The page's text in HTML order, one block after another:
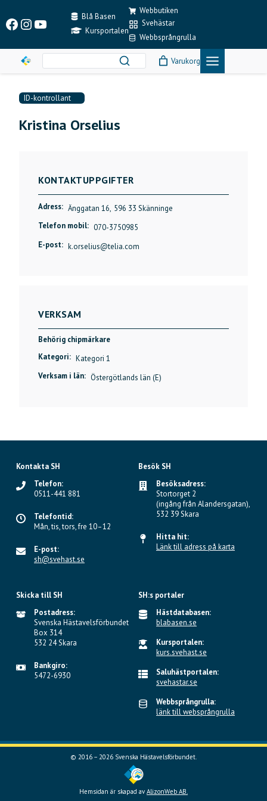
content
Facebook
Instagram
YouTubeBlå Basen
Kursportalen
Webbutiken
Svehästar
Webbsprångrulla
Varukorg
ID-kontrollant
Kristina Orselius
KONTAKTUPPGIFTER
Adress: Änggatan 16, 596 33 Skänninge
Telefon mobil: 070-3750985
E-post: k.orselius@telia.com
VERKSAM
Behörig chipmärkare
Kategori: Kategori 1
Verksam i län: Östergötlands län (E)
Kontakta SH
Telefon:
0511-441 881
Telefontid:
Mån, tis, tors, fre 10–12
E-post:
sh@svehast.se
Besök SH
Besöksadress:
Stortorget 2
(ingång från Alandersgatan),
532 39 Skara
Hitta hit:
Länk till adress på karta
Skicka till SH
Postadress:
Svenska Hästavelsförbundet
Box 314
532 24 Skara
Bankgiro:
5472-6930
SH:s portaler
Hästdatabasen:
blabasen.se
Kursportalen:
kurs.svehast.se
Saluhästportalen:
svehastar.se
Webbsprångrulla:
länk till websprångrulla
© 2016 – 2026 Svenska Hästavelsförbundet.
Hemsidan är skapad av AlizonWeb AB.